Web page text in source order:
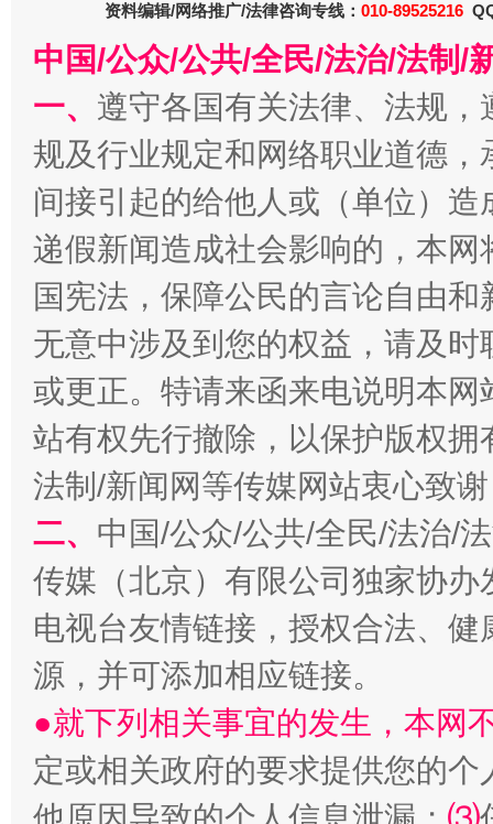
千年窑火 生生不息
揭开“小金库”的免责幌子
受贿1.44亿！段成刚被判无期 从幼
资料编辑/网络推广/法律咨询专线： 010-89525216
中国/公众/公共/全民/法治/法制/
一、 遵守各国有关法律、法规
规及行业规定和网络职业道德
间接引起的给他人或（单位）
递假新闻造成社会影响的，本
国宪法，保障公民的言论自由
无意中涉及到您的权益，请及
或更正。特请来函来电说明本
站有权先行撤除，以保护版权
法制/新闻网等传媒网站衷心致
二、 中国/公众/公共/全民/法治/
传媒（北京）有限公司独家协
电视台友情链接，授权合法、
源，并可添加相应链接。
●就下列相关事宜的发生，本网
定或相关政府的要求提供您的个